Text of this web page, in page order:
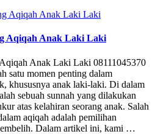
Aqiqah Anak Laki Laki
Anak Laki Laki 08111045370
satu momen penting dalam
khususnya anak laki-laki. Di dalam
sebuah sunnah yang dilakukan
atas kelahiran seorang anak. Salah
aqiqah adalah pemilihan
Dalam artikel ini, kami …